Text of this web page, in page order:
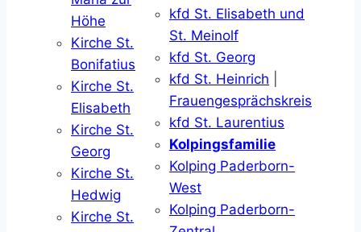
Höhe
Kirche St.
Bonifatius
Kirche St.
Elisabeth
Kirche St.
Georg
Kirche St.
Hedwig
Kirche St.
kfd St. Elisabeth und
St. Meinolf
kfd St. Georg
kfd St. Heinrich
Frauengesprächskreis
kfd St. Laurentius
Kolpingsfamilie
Kolping Paderborn-
West
Kolping Paderborn-